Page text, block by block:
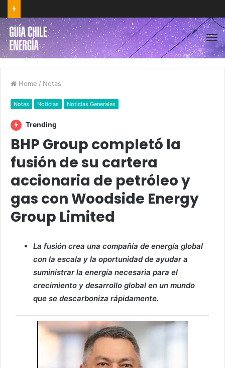
Home / Notas
Notas Noticias Noticias Generales
Trending
BHP Group completó la
fusión de su cartera
accionaria de petróleo y
gas con Woodside Energy
Group Limited
La fusión crea una compañía de energía global
con la escala y la oportunidad de ayudar a
suministrar la energía necesaria para el
crecimiento y desarrollo global en un mundo
que se descarboniza rápidamente.